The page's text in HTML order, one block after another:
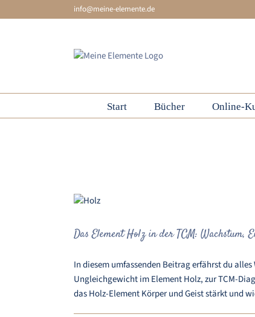
to
info@meine-elemente.de
Start Bücher Online-
Das Element Holz in der TCM: Wachstum,
In diesem umfassenden Beitrag erfährst du
Ungleichgewicht im Element Holz, zur TCM-
das Holz-Element Körper und Geist stärkt und